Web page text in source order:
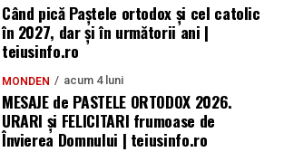
Când pică Paștele ortodox și cel catolic
în 2027, dar și în următorii ani |
teiusinfo.ro
MONDEN acum 4 luni
MESAJE de PASTELE ORTODOX 2026.
URARI și FELICITARI frumoase de
Învierea Domnului | teiusinfo.ro